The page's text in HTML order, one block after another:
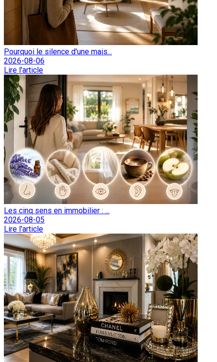
Pourquoi le silence d'une mais...
2026-08-06
Lire l'article
Les cinq sens en immobilier : ...
2026-08-05
Lire l'article